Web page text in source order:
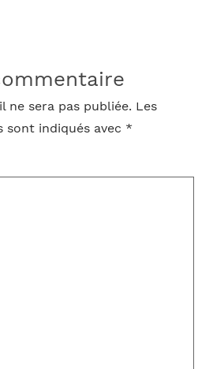
ne sera pas publiée. Les
sont indiqués avec *